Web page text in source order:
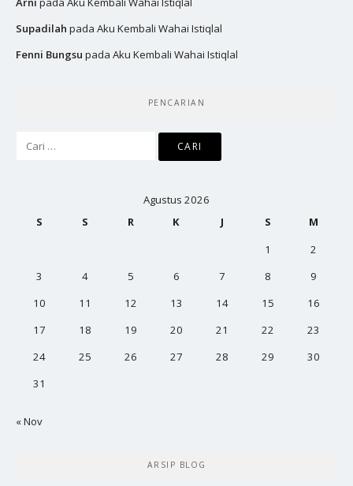
Supadilah pada Aku Kembali Wahai Istiqlal
Fenni Bungsu pada Aku Kembali Wahai Istiqlal
PENCARIAN
Agustus 2026
S
S R K J S
M
1
2
3
4 5 6 7 8
9
10
11 12 13 14 15
16
17
18 19 20 21 22
23
24
25 26 27 28 29
30
31
« Nov
ARSIP BLOG